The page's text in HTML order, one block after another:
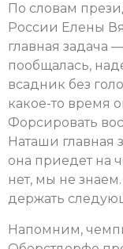
По словам
России Елены
главная задача
пообщалась,
всадник без
какое-то время
Форсировать
Наташи
она приедет на
нет, мы не
держать
Напомним,